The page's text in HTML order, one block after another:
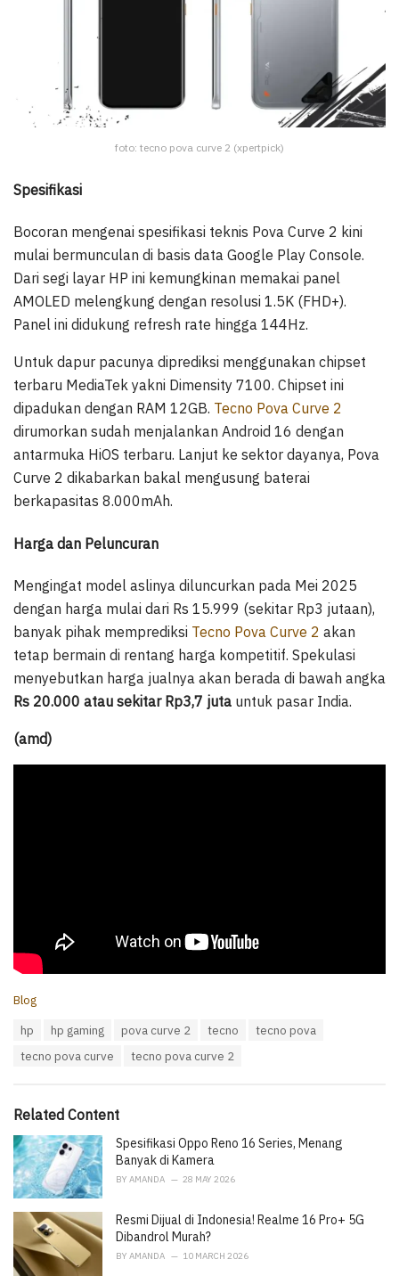
foto: tecno pova curve 2 (xpertpick)
Spesifikasi
Bocoran mengenai spesifikasi teknis Pova Curve 2 kini
mulai bermunculan di basis data Google Play Console.
Dari segi layar HP ini kemungkinan memakai panel
AMOLED melengkung dengan resolusi 1.5K (FHD+).
Panel ini didukung refresh rate hingga 144Hz.
Untuk dapur pacunya diprediksi menggunakan chipset
terbaru MediaTek yakni Dimensity 7100. Chipset ini
dipadukan dengan RAM 12GB. Tecno Pova Curve 2
dirumorkan sudah menjalankan Android 16 dengan
antarmuka HiOS terbaru. Lanjut ke sektor dayanya, Pova
Curve 2 dikabarkan bakal mengusung baterai
berkapasitas 8.000mAh.
Harga dan Peluncuran
Mengingat model aslinya diluncurkan pada Mei 2025
dengan harga mulai dari Rs 15.999 (sekitar Rp3 jutaan),
banyak pihak memprediksi Tecno Pova Curve 2 akan
tetap bermain di rentang harga kompetitif. Spekulasi
menyebutkan harga jualnya akan berada di bawah angka
Rs 20.000 atau sekitar Rp3,7 juta untuk pasar India.
(amd)
C
i
s
:
Blog
hp hp gaming pova curve 2 tecno
tecno pova
tecno pova curve
tecno pova curve 2
Related Content
Spesifikasi Oppo Reno 16 Series, Menang
Banyak di Kamera
BY AMANDA 28 MAY 2026
Resmi Dijual di Indonesia! Realme 16 Pro+ 5G
Dibandrol Murah?
BY AMANDA 10 MARCH 2026